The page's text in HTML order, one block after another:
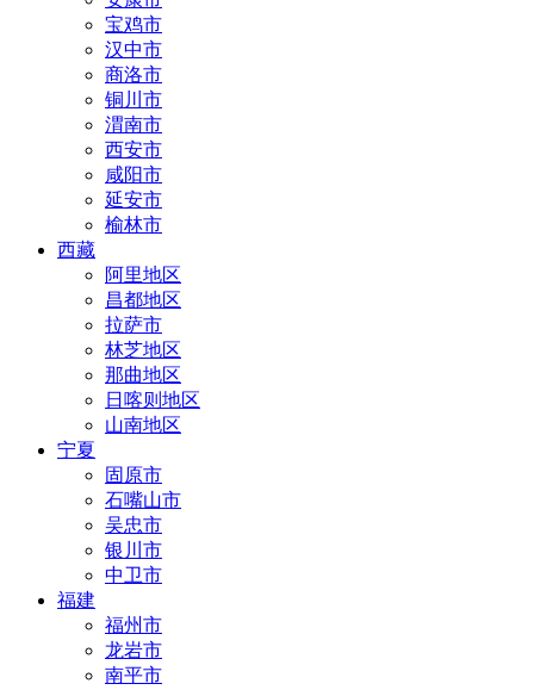
宝鸡市
汉中市
商洛市
铜川市
渭南市
西安市
咸阳市
延安市
榆林市
西藏
阿里地区
昌都地区
拉萨市
林芝地区
那曲地区
日喀则地区
山南地区
宁夏
固原市
石嘴山市
吴忠市
银川市
中卫市
福建
福州市
龙岩市
南平市